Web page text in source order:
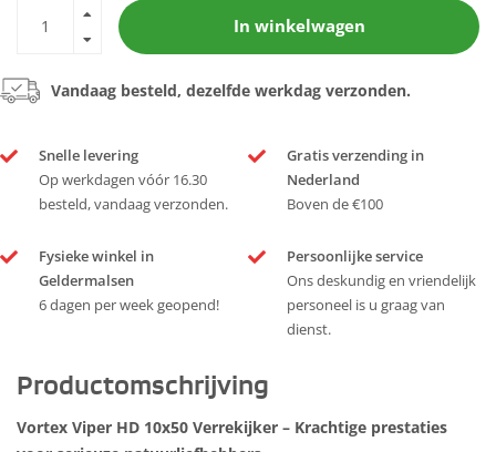
In winkelwagen
Vandaag besteld, dezelfde werkdag verzonden.
Snelle levering
Op werkdagen vóór 16.30
besteld, vandaag verzonden.
Gratis verzending in
Nederland
Boven de €100
Fysieke winkel in
Geldermalsen
6 dagen per week geopend!
Persoonlijke service
Ons deskundig en vriendelijk
personeel is u graag van
dienst.
Productomschrijving
Vortex Viper HD 10x50 Verrekijker – Krachtige prestaties